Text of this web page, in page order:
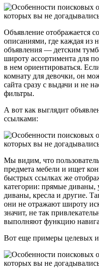
Объявление отображается
описаниями, где каждая из
объявления — детским
широту ассортимента для
в нем ориентироваться.
комнату для девочки, он
сайта сразу с выдачи и не
фильтры.
А вот как выглядит
ссылками:
Мы видим, что
предмета мебели и ищет
быстрых ссылках же
категории: прямые
диваны, кресла и другие.
они не отражают широту
значит, не так
выполняют функцию
Вот еще примеры целевых